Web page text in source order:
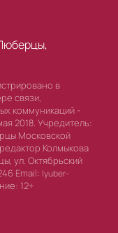
в
связи,
коммуникаций -
2018. Учредитель:
Московской
Колмыкова
ул. Октябрьский
Email: lyuber-
12+